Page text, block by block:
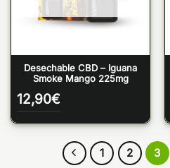
Desechable CBD – Iguana
Smoke Mango 225mg
12,90€
1 2 3